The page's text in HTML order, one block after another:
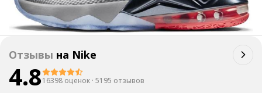
Отзывы на Nike
4.816398 оценок · 5195 отзывов